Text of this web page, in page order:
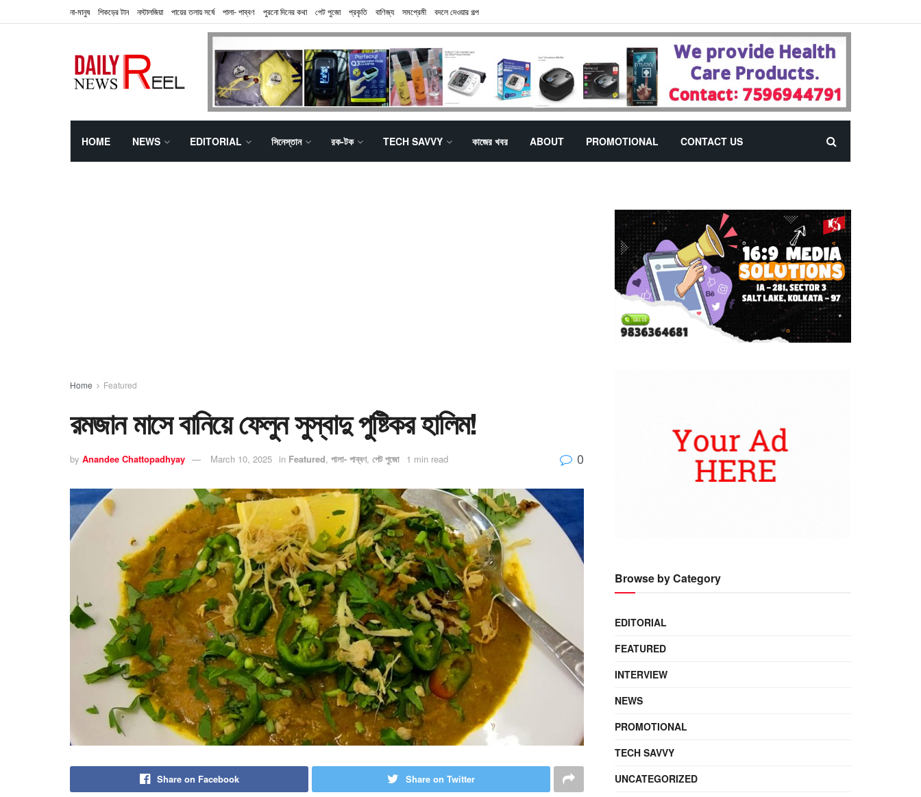
না-মানুষ শিকড়ের টান নস্টালজিয়া পায়ের তলায় সর্ষে পালা- পাব্বণ পুরনো দিনের কথা পেট পুজো প্রকৃতি বাণিজ্য সমপ্রেমী বদলে দেওয়ার গল্প
HOME NEWS EDITORIAL সিনেস্তান রক-টক TECH SAVVY কাজের খবর ABOUT PROMOTIONAL CONTACT US
Home Featured
রমজান মাসে বানিয়ে ফেলুন সুস্বাদু পুষ্টিকর হালিম!
by Anandee Chattopadhyay March 10, 2025 in Featured, পালা- পাব্বণ, পেট পুজো 1 min read 0
Share on Facebook Share on Twitter
Browse by Category
EDITORIAL
FEATURED
INTERVIEW
NEWS
PROMOTIONAL
TECH SAVVY
UNCATEGORIZED